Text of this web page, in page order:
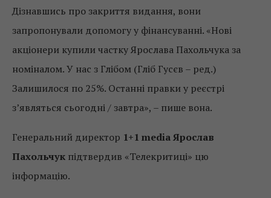
Дізнавшись про закриття видання, вони
запропонували допомогу у фінансуванні. «Нові
акціонери купили частку Ярослава Пахольчука за
номіналом. У нас з Глібом (Гліб Гусєв – ред.)
Залишилося по 25%. Останні правки у реєстрі
з’являться сьогодні / завтра», – пише вона.
Генеральний директор 1+1 media Ярослав
Пахольчук підтвердив «Телекритиці» цю
інформацію.